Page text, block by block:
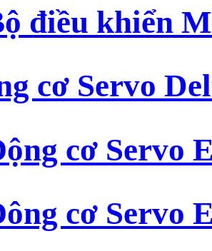
điều khiển
cơ Servo
cơ Servo
cơ Servo